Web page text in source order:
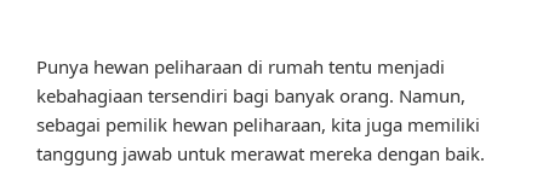
Punya hewan peliharaan di rumah tentu menjadi
kebahagiaan tersendiri bagi banyak orang. Namun,
sebagai pemilik hewan peliharaan, kita juga memiliki
tanggung jawab untuk merawat mereka dengan baik.